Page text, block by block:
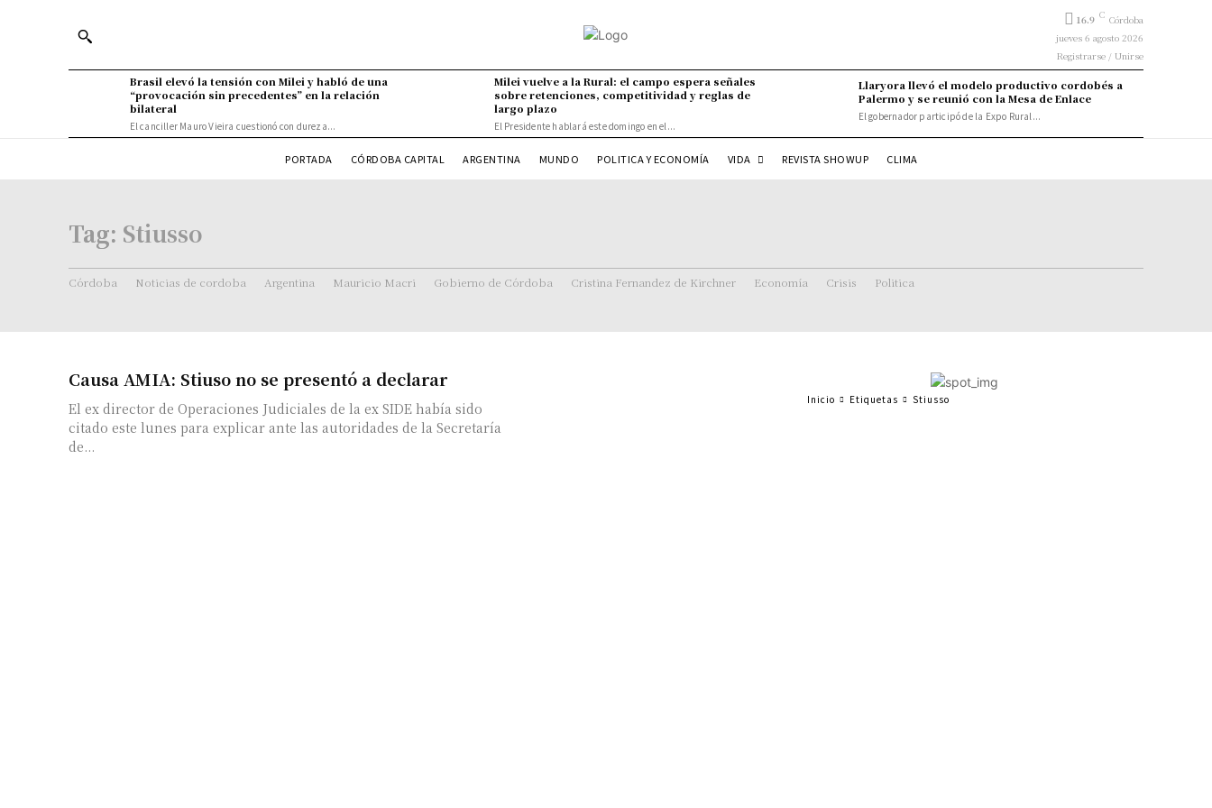
16.9 C Córdoba
jueves 6 agosto 2026
Registrarse / Unirse
Brasil elevó la tensión con Milei y habló de una
“provocación sin precedentes” en la relación
bilateral
El canciller Mauro Vieira cuestionó con dureza...
Milei vuelve a la Rural: el campo espera señales
sobre retenciones, competitividad y reglas de
largo plazo
El Presidente hablará este domingo en el...
Llaryora llevó el modelo productivo cordobés a
Palermo y se reunió con la Mesa de Enlace
El gobernador participó de la Expo Rural...
PORTADA CÓRDOBA CAPITAL ARGENTINA MUNDO POLITICA Y ECONOMÍA VIDA REVISTA SHOWUP CLIMA
Tag: Stiusso
Córdoba Noticias de cordoba Argentina Mauricio Macri Gobierno de Córdoba Cristina Fernandez de Kirchner Economía Crisis Politica
Causa AMIA: Stiuso no se presentó a declarar
El ex director de Operaciones Judiciales de la ex SIDE había sido
citado este lunes para explicar ante las autoridades de la Secretaría
de...
Inicio Etiquetas Stiusso